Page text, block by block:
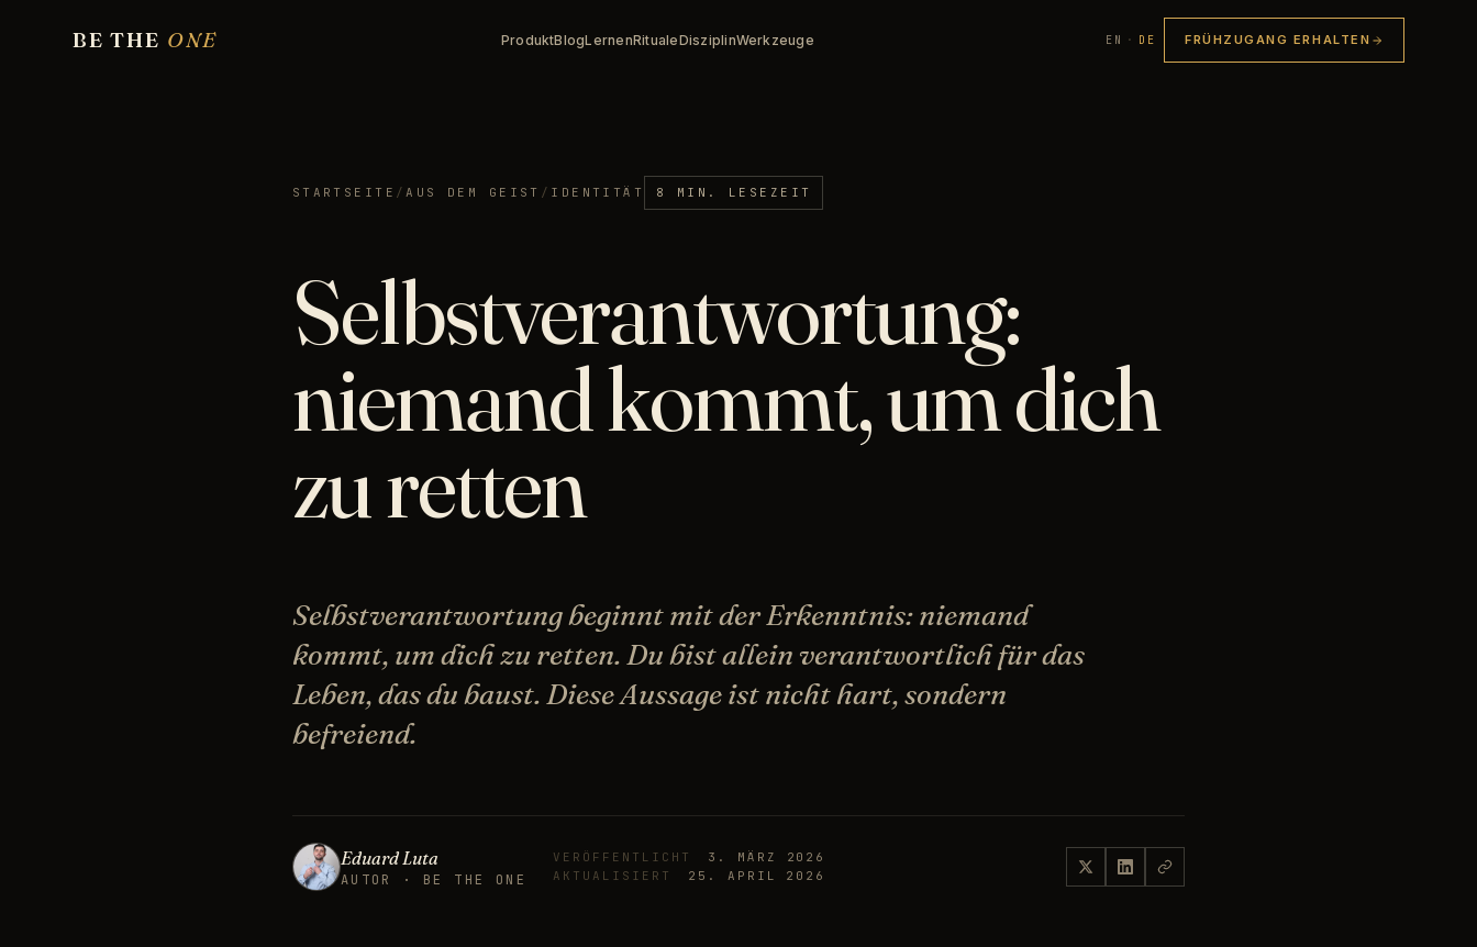
BE THE ONE ProduktBlogLernenRitualeDisziplinWerkzeuge EN · DE FRÜHZUGANG ERHALTEN
STARTSEITE /AUS DEM GEIST / IDENTITÄT 8 MIN. LESEZEIT
Selbstverantwortung:
niemand kommt, um dich
zu retten
Selbstverantwortung beginnt mit der Erkenntnis: niemand
kommt, um dich zu retten. Du bist allein verantwortlich für das
Leben, das du baust. Diese Aussage ist nicht hart, sondern
befreiend.
Eduard Luta
AUTOR · BE THE ONE
VERÖFFENTLICHT
3. MÄRZ 2026
AKTUALISIERT
25. APRIL 2026